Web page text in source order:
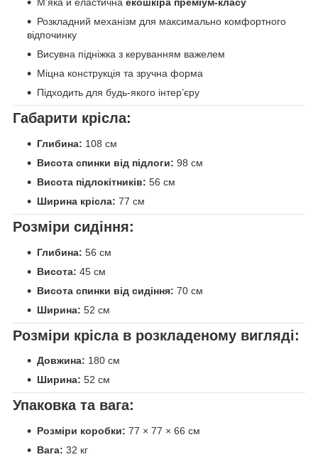
М’яка й еластична екошкіра преміум-класу
Розкладний механізм для максимально комфортного
відпочинку
Висувна підніжка з керуванням важелем
Міцна конструкція та зручна форма
Підходить для будь-якого інтер’єру
Габарити крісла:
Глибина: 108 см
Висота спинки від підлоги: 98 см
Висота підлокітників: 56 см
Ширина крісла: 77 см
Розміри сидіння:
Глибина: 56 см
Висота: 45 см
Висота спинки від сидіння: 70 см
Ширина: 52 см
Розміри крісла в розкладеному вигляді:
Довжина: 180 см
Ширина: 52 см
Упаковка та вага:
Розміри коробки: 77 × 77 × 66 см
Вага: 32 кг